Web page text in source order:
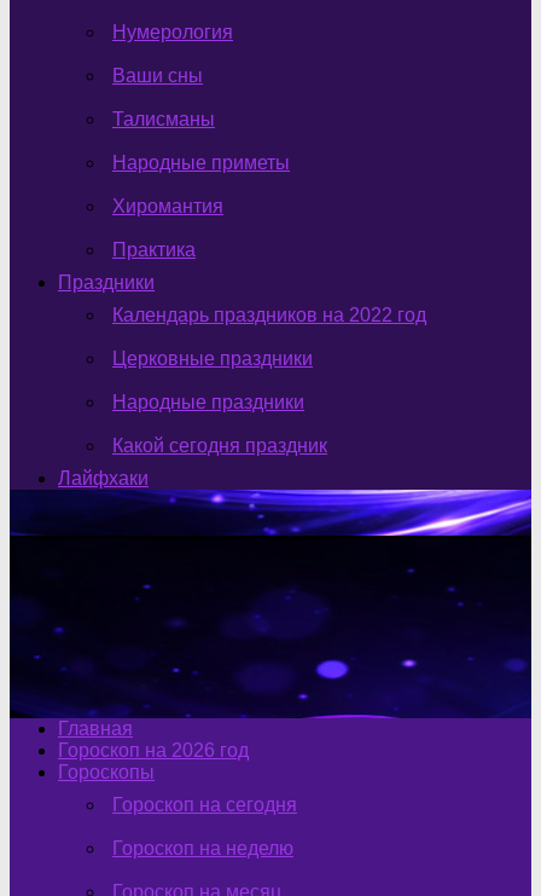
Нумерология
Ваши сны
Талисманы
Народные приметы
Хиромантия
Практика
Праздники
Календарь праздников на 2022 год
Церковные праздники
Народные праздники
Какой сегодня праздник
Лайфхаки
Главная
Гороскоп на 2026 год
Гороскопы
Гороскоп на сегодня
Гороскоп на неделю
Гороскоп на месяц